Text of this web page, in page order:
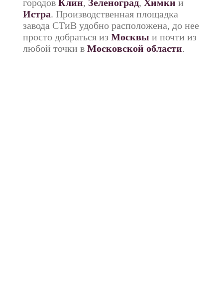
городов Клин, Зеленоград, Химки и
Истра. Производственная площадка
завода СТиВ удобно расположена, до нее
просто добраться из Москвы и почти из
любой точки в Московской области.